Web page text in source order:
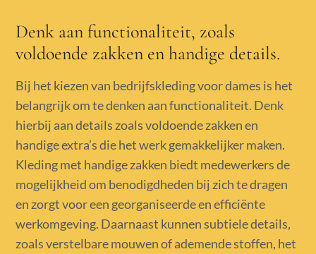
Denk aan functionaliteit, zoals
voldoende zakken en handige details.
Bij het kiezen van bedrijfskleding voor dames is het
belangrijk om te denken aan functionaliteit. Denk
hierbij aan details zoals voldoende zakken en
handige extra’s die het werk gemakkelijker maken.
Kleding met handige zakken biedt medewerkers de
mogelijkheid om benodigdheden bij zich te dragen
en zorgt voor een georganiseerde en efficiënte
werkomgeving. Daarnaast kunnen subtiele details,
zoals verstelbare mouwen of ademende stoffen, het